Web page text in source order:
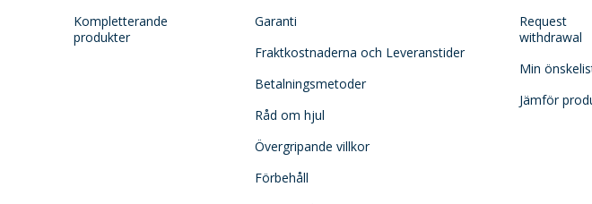
Kompletterande
produkter
Garanti
Fraktkostnaderna och Leveranstider
Betalningsmetoder
Råd om hjul
Övergripande villkor
Förbehåll
Request
withdrawal
Min
Jämför